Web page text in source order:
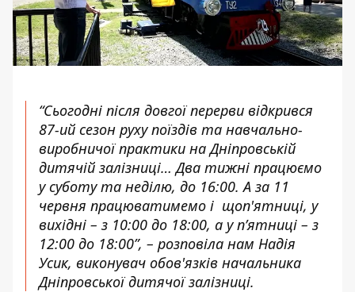
“Сьогодні після довгої перерви відкрився
87-ий сезон руху поїздів та навчально-
виробничої практики на Дніпровській
дитячій залізниці… Два тижні працюємо
у суботу та неділю, до 16:00. А за 11
червня працюватимемо і щоп'ятниці, у
вихідні – з 10:00 до 18:00, а у п’ятниці – з
12:00 до 18:00”, – розповіла нам Надія
Усик, виконувач обов'язків начальника
Дніпровської дитячої залізниці.